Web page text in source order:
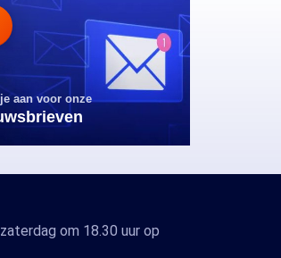
aan voor onze
om 18.30 uur op